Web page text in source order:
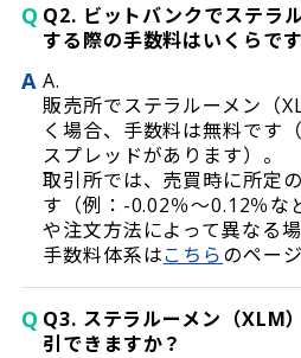
Q Q2. ビットバンクでステラ
する際の手数料はいくらで
A A.
販売所でステラルーメン（
く場合、手数料は無料です
スプレッドがあります）。
取引所では、売買時に所定
す（例：-0.02％〜0.12％な
や注文方法によって異なる
手数料体系はこちらのペー
Q Q3. ステラルーメン（XLM
引できますか？